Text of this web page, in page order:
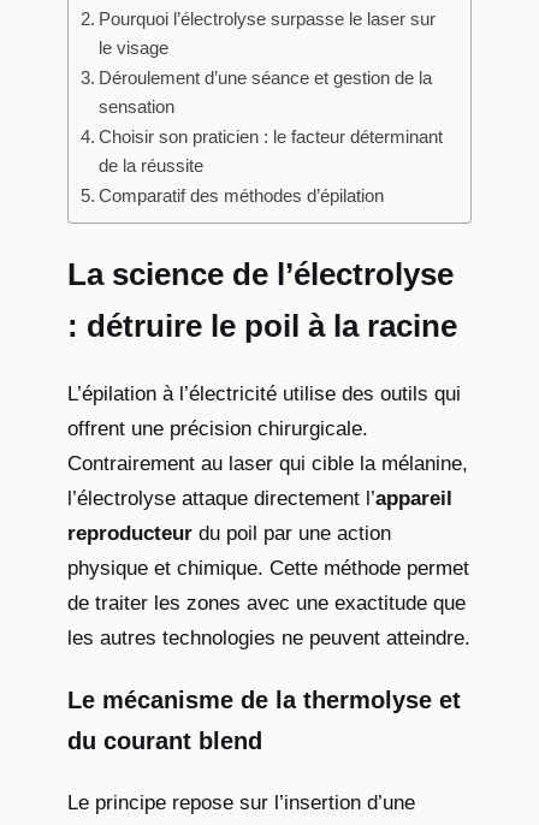
Pourquoi l’électrolyse surpasse le laser sur
le visage
Déroulement d’une séance et gestion de la
sensation
Choisir son praticien : le facteur déterminant
de la réussite
Comparatif des méthodes d’épilation
La science de l’électrolyse
: détruire le poil à la racine
L’épilation à l’électricité utilise des outils qui
offrent une précision chirurgicale.
Contrairement au laser qui cible la mélanine,
l’électrolyse attaque directement l’appareil
reproducteur du poil par une action
physique et chimique. Cette méthode permet
de traiter les zones avec une exactitude que
les autres technologies ne peuvent atteindre.
Le mécanisme de la thermolyse et
du courant blend
Le principe repose sur l’insertion d’une